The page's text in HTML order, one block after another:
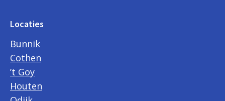
Locaties
Bunnik
Cothen
’t Goy
Houten